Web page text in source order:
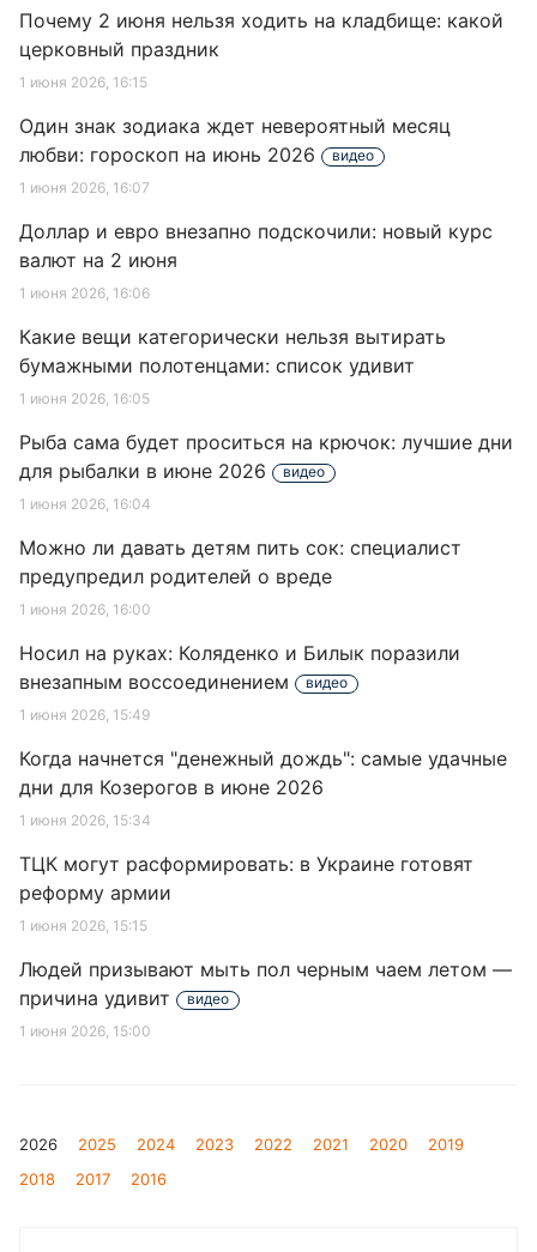
Почему 2 июня нельзя ходить на кладбище: какой
церковный праздник
1 июня 2026, 16:15
Один знак зодиака ждет невероятный месяц
любви: гороскоп на июнь 2026
видео
1 июня 2026, 16:07
Доллар и евро внезапно подскочили: новый курс
валют на 2 июня
1 июня 2026, 16:06
Какие вещи категорически нельзя вытирать
бумажными полотенцами: список удивит
1 июня 2026, 16:05
Рыба сама будет проситься на крючок: лучшие дни
для рыбалки в июне 2026
видео
1 июня 2026, 16:04
Можно ли давать детям пить сок: специалист
предупредил родителей о вреде
1 июня 2026, 16:00
Носил на руках: Коляденко и Билык поразили
внезапным воссоединением
видео
1 июня 2026, 15:49
Когда начнется "денежный дождь": самые удачные
дни для Козерогов в июне 2026
1 июня 2026, 15:34
ТЦК могут расформировать: в Украине готовят
реформу армии
1 июня 2026, 15:15
Людей призывают мыть пол черным чаем летом —
причина удивит
видео
1 июня 2026, 15:00
2026 2025 2024 2023 2022 2021 2020
2019
2018
2017 2016